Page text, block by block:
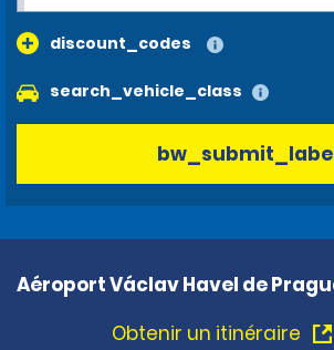
discount_codes
search_vehicle_class
Aéroport Václav Havel de
Obtenir un itinéraire